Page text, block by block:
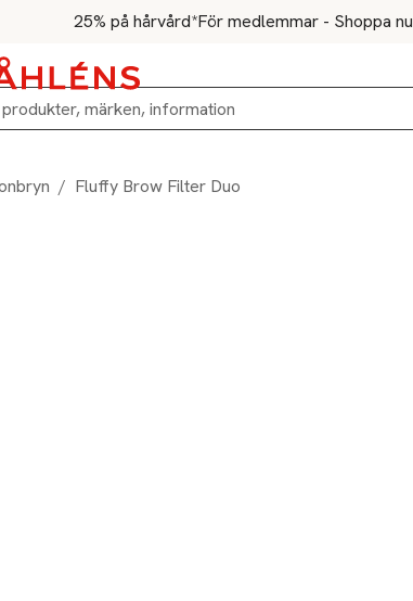
25% på hårvård*För medlemmar - Shoppa nu
/ Fluffy Brow Filter Duo